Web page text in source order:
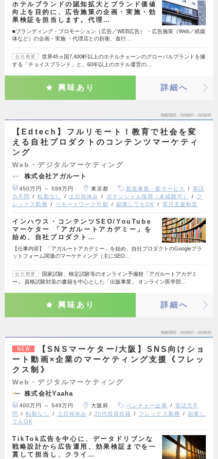
ホテルブランドの認知拡大とブランド価値
向上を目的に、広告施策の企画・実施・効
果検証を担当します。代理…
■ブランディング・プロモーション（広告／WEB広告） ・広告施策（Web／紙媒
体など）の企画・実施​ ・代理店との折衝、進行…
会社概要
世界45ヵ国7,400軒以上のホテルチェーンのグローバルブランドを擁
する「チョイスブランド」と、60年以上のホテル運営の…
興味あり 詳細へ
掲載期間 26/08/07～26/08/20
【Edtech】フルリモート！教育で社会を変
える自社プロダクトのコンテンツマーケティ
ング
Web・デジタルマーケティング
株式会社アガルート
450万円 ～ 599万円 東京都 新規事業・新サービス
英語
力不問
転勤なし 土日祝休み ポテンシャル採用（未経験可）
フ
レックス勤務
リモートワーク可能 副業してもOK 育児支援制度
インハウス・コンテンツSEO/YouTube
マーケター 「アガルートアカデミー」を
始め、自社プロダクト…
【仕事内容】 「アガルートアカデミー」を始め、自社プロダクトのGoogleプラ
ットフォーム関連のマーケティング（主にSEO…
会社概要
国家試験、検定試験等のオンライン予備校「アガルートアカデミ
ー」 資格試験対策の書籍を中心とした「出版事業」 オンライン医学部…
興味あり 詳細へ
掲載期間 26/08/07～26/08/20
NEW
【SNSマーケター/大阪】SNS向けショ
ート動画×企業のマーケティング支援《フレッ
クス制》
Web・デジタルマーケティング
株式会社Yaaha
400万円 ～ 549万円 大阪府 ベンチャー企業
英語力不
問
転勤なし 土日祝休み 20代役員在籍 フレックス勤務
副業し
てもOK
TikTok広告を中心に、データドリブンな
戦略設計から広告運用、効果検証までを一
貫して担当し、クライ…